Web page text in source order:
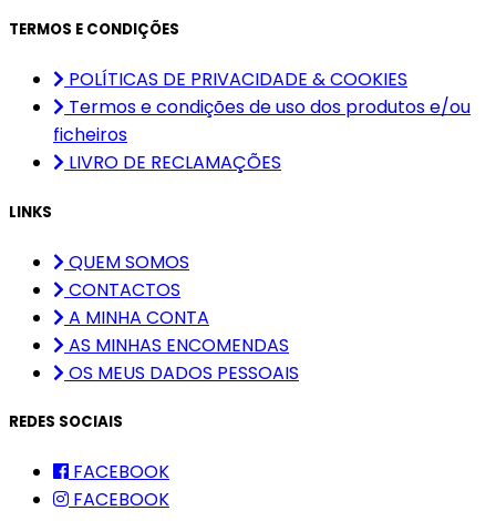
TERMOS E CONDIÇÕES
POLÍTICAS DE PRIVACIDADE & COOKIES
Termos e condições de uso dos produtos e/ou
ficheiros
LIVRO DE RECLAMAÇÕES
LINKS
QUEM SOMOS
CONTACTOS
A MINHA CONTA
AS MINHAS ENCOMENDAS
OS MEUS DADOS PESSOAIS
REDES SOCIAIS
FACEBOOK
FACEBOOK